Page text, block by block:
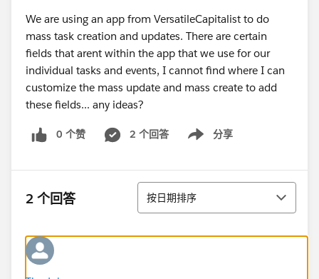
We are using an app from VersatileCapitalist to do
mass task creation and updates. There are certain
fields that arent within the app that we use for our
individual tasks and events, I cannot find where I can
customize the mass update and mass create to add
these fields... any ideas?
0 个赞 2 个回答 分享
Show menu
2 个回答 排序
按日期排序